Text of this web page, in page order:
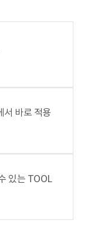
서 바로 적용
있는 TOOL